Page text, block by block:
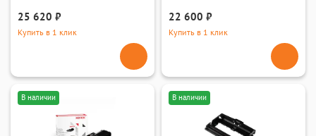
25 620 ₽
Купить в 1 клик
22 600 ₽
Купить в 1 клик
В наличии В наличии